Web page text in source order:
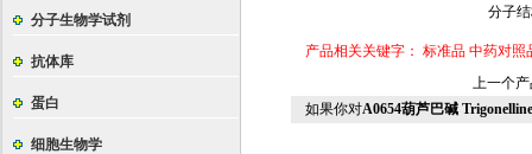
分子生物学试剂
抗体库
蛋白
细胞生物学
分子
产品相关关键字： 标准品 中药对照
上一个
如果你对A0654葫芦巴碱 Trigonelline